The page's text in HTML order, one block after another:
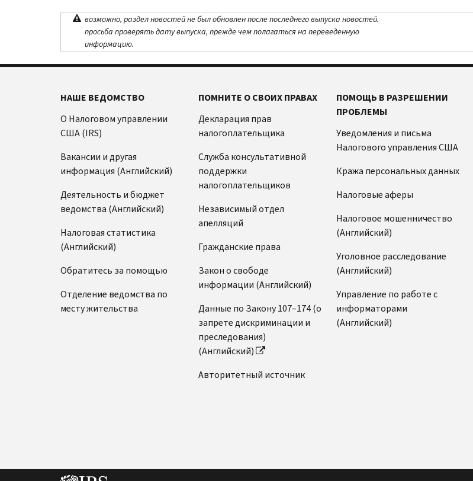
возможно, раздел новостей не был обновлен после последнего выпуска новостей.
просьба проверять дату выпуска, прежде чем полагаться на переведенную
информацию.
НАШЕ ВЕДОМСТВО
О Налоговом управлении
США (IRS)
Вакансии и другая
информация (Английский)
Деятельность и бюджет
ведомства (Английский)
Налоговая статистика
(Английский)
Обратитесь за помощью
Отделение ведомства по
месту жительства
ПОМНИТЕ О СВОИХ ПРАВАХ
Декларация прав
налогоплательщика
Служба консультативной
поддержки
налогоплательщиков
Независимый отдел
апелляций
Гражданские права
Закон о свободе
информации (Английский)
Данные по Закону 107–174 (о
запрете дискриминации и
преследования)
(Английский)
Авторитетный источник
ПОМОЩЬ В РАЗРЕШЕНИИ
ПРОБЛЕМЫ
Уведомления и письма
Налогового управления США
Кража персональных данных
Налоговые аферы
Налоговое мошенничество
(Английский)
Уголовное расследование
(Английский)
Управление по работе с
информаторами
(Английский)